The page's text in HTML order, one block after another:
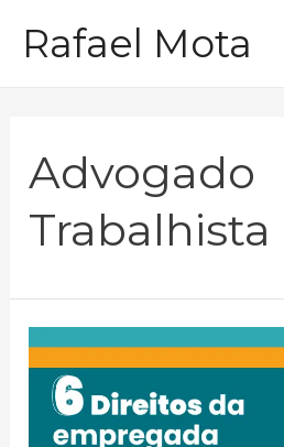
paraRafael Mota
Advogado
Trabalhista